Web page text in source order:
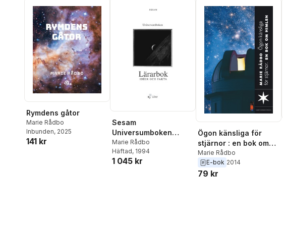
Rymdens gåtor
Marie Rådbo
Inbunden, 2025
141 kr
Sesam
Universumboken
lärarbok
Marie Rådbo
Häftad, 1994
1 045 kr
Ögon känsliga för
stjärnor : en bok om
rymden
Marie Rådbo
E-bok 2014
79 kr